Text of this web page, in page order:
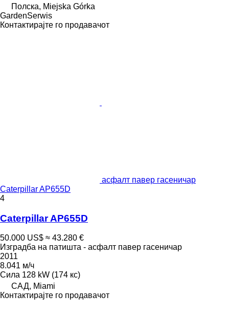
Полска, Miejska Górka
GardenSerwis
Контактирајте го продавачот
асфалт павер гасеничар
Caterpillar AP655D
4
Caterpillar AP655D
50.000 US$ ≈ 43.280 €
Изградба на патишта - асфалт павер гасеничар
2011
8.041 м/ч
Сила 128 kW (174 кс)
САД, Miami
Контактирајте го продавачот